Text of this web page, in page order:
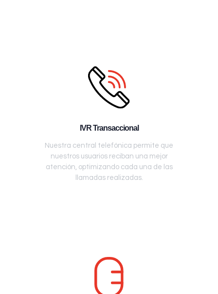
IVR Transaccional
Nuestra central telefónica permite que
nuestros usuarios reciban una mejor
atención, optimizando cada una de las
llamadas realizadas.